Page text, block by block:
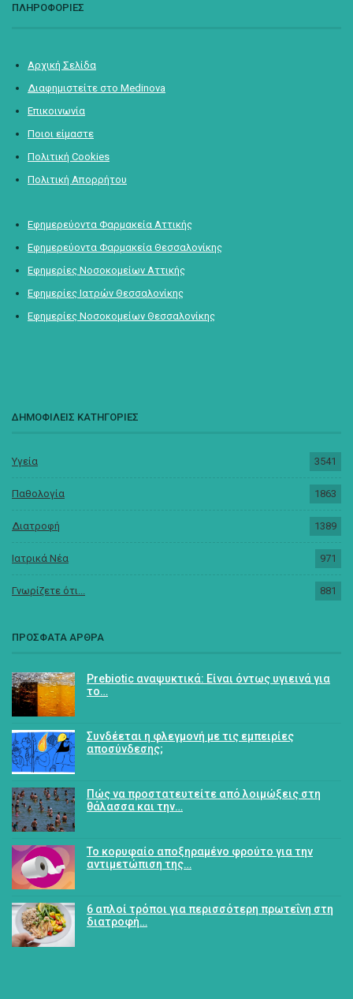
ΠΛΗΡΟΦΟΡΙΕΣ
Αρχική Σελίδα
Διαφημιστείτε στο Medinova
Επικοινωνία
Ποιοι είμαστε
Πολιτική Cookies
Πολιτική Απορρήτου
Εφημερεύοντα Φαρμακεία Αττικής
Εφημερεύοντα Φαρμακεία Θεσσαλονίκης
Εφημερίες Νοσοκομείων Αττικής
Εφημερίες Ιατρών Θεσσαλονίκης
Εφημερίες Νοσοκομείων Θεσσαλονίκης
ΔΗΜΟΦΙΛΕΙΣ ΚΑΤΗΓΟΡΙΕΣ
Υγεία 3541
Παθολογία 1863
Διατροφή 1389
Ιατρικά Νέα 971
Γνωρίζετε ότι... 881
ΠΡΟΣΦΑΤΑ ΑΡΘΡΑ
Prebiotic αναψυκτικά: Είναι όντως υγιεινά για
το…
Συνδέεται η φλεγμονή με τις εμπειρίες
αποσύνδεσης;
Πώς να προστατευτείτε από λοιμώξεις στη
θάλασσα και την…
Το κορυφαίο αποξηραμένο φρούτο για την
αντιμετώπιση της…
6 απλοί τρόποι για περισσότερη πρωτεΐνη στη
διατροφή…